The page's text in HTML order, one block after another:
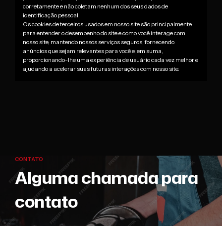
corretamente e não coletam nenhum dos seus dados de
identificação pessoal.
Os cookies de terceiros usados em nosso site são principalmente
para entender o desempenho do site e como você interage com
nosso site, mantendo nossos serviços seguros, fornecendo
anúncios que sejam relevantes para você e, em suma,
proporcionando-lhe uma experiência de usuário cada vez melhor e
ajudando a acelerar suas futuras interações com nosso site.
CONTATO
Alguma chamada para
contato